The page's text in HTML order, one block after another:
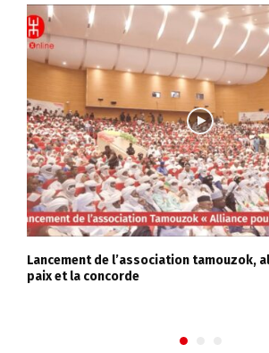
Lancement de l’association tamouzok,
paix et la concorde